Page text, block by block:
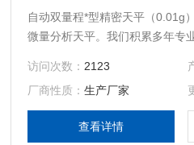
自动双量程*型精密天平（0.01g
微量分析天平。我们积累多年专
平台，运用精密的操控工艺和相
传感技术实现突破。该传感技术
强，一致性均衡，灵敏性与稳定
访问次数： 2123
厂商性质：生产厂家
查看详情